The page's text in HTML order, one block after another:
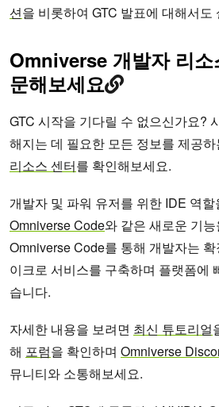
션을 비롯하여 GTC 발표에 대해서도
Omniverse 개발자 리
문해보세요
GTC 시작을 기다릴 수 없으신가요?
해지는 데 필요한 모든 정보를 제공하
리소스 센터를 확인해보세요.
개발자 및 파워 유저를 위한 IDE 역
Omniverse Code와 같은 새로운 기
Omniverse Code를 통해 개발자는
이크로 서비스를 구축하며 플랫폼에
습니다.
자세한 내용을 보려면 최신 튜토리얼
해 포럼을 확인하며 Omniverse
뮤니티와 소통해보세요.